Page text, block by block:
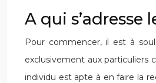
A qui s’adresse
Pour commencer, il est à
exclusivement aux particuliers
individu est apte à en faire la